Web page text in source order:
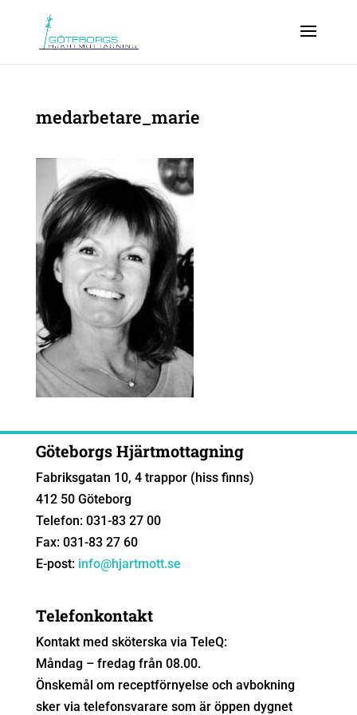
medarbetare_marie
Göteborgs Hjärtmottagning
Fabriksgatan 10, 4 trappor (hiss finns)
412 50 Göteborg
Telefon: 031-83 27 00
Fax: 031-83 27 60
E-post: info@hjartmott.se
Telefonkontakt
Kontakt med sköterska via TeleQ:
Måndag – fredag från 08.00.
Önskemål om receptförnyelse och avbokning
sker via telefonsvarare som är öppen dygnet